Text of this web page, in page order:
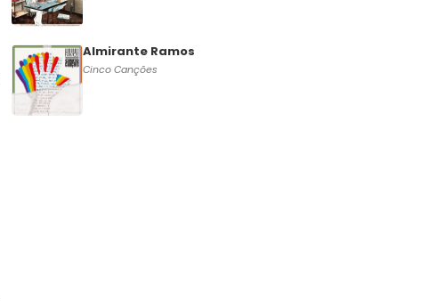
Almirante Ramos
Cinco Canções